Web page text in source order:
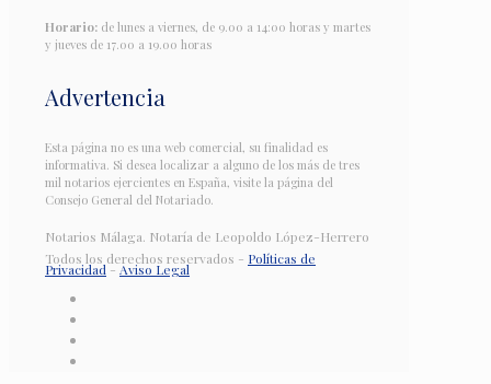
Horario: de lunes a viernes, de 9.00 a 14:00 horas y martes
y jueves de 17.00 a 19.00 horas
Advertencia
Esta página no es una web comercial, su finalidad es
informativa. Si desea localizar a alguno de los más de tres
mil notarios ejercientes en España, visite la página del
Consejo General del Notariado.
Notarios Málaga. Notaría de Leopoldo López-Herrero
Todos los derechos reservados - Políticas de
Privacidad-Aviso Legal